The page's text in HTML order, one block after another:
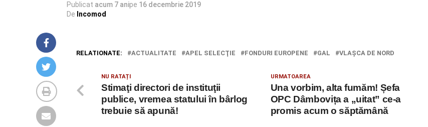
Publicat acum 7 anipe 16 decembrie 2019
De Incomod
RELATIONATE: ACTUALITATE APEL SELECŢIE FONDURI EUROPENE GAL VLAŞCA DE NORD
URMATOAREA
Una vorbim, alta fumăm! Șefa
OPC Dâmbovița a „uitat” ce-a
promis acum o săptămână
NU RATAȚI
Stimaţi directori de instituţii
publice, vremea statului în bârlog
trebuie să apună!